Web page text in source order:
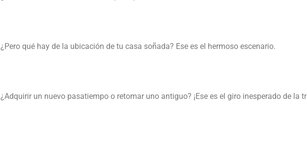
¿Pero qué hay de la ubicación de tu casa soñada? Ese es el hermoso escenario.
¿Adquirir un nuevo pasatiempo o retomar uno antiguo? ¡Ese es el giro inesperado de la